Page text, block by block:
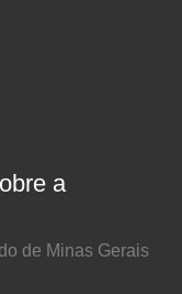
a
de Minas Gerais